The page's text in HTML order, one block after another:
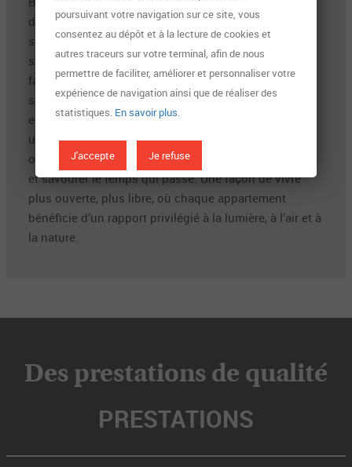
deviennent des espaces de vie à part entière, ouverts
sur l’environnement et le paysage. Ici, l’extérieur
s’apprécie au quotidien : partager un moment en
famille, recevoir des proches, lire ou dîner à la belle
saison, en profitant des vues dégagées sur les
espaces verts et, selon les orientations, sur le parc
urbain. Généreusement dimensionnées, les terrasses
offrent des lieux privilégiés pour respirer, se retrouver
et savourer le temps qui passe. Une façon de vivre
plus ouverte, plus libre, où chaque appartement
bénéficie d’un rapport privilégié à la lumière, à l’air et à
la nature.
Des prestations de qualité
PRESTATIONS
poursuivant votre navigation sur ce site, vous
consentez au dépôt et à la lecture de cookies et
autres traceurs sur votre terminal, afin de nous
permettre de faciliter, améliorer et personnaliser votre
expérience de navigation ainsi que de réaliser des
statistiques. En savoir plus
J'accepte Je refuse